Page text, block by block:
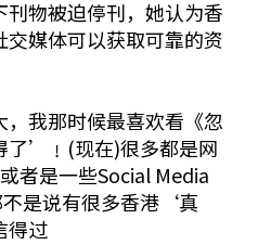
物被迫停刊，她认为香
媒体可以获取可靠的资
我那时候最喜欢看《忽
’﹗(现在)很多都是网
者是一些Social Media
是说有很多香港‘真
得过